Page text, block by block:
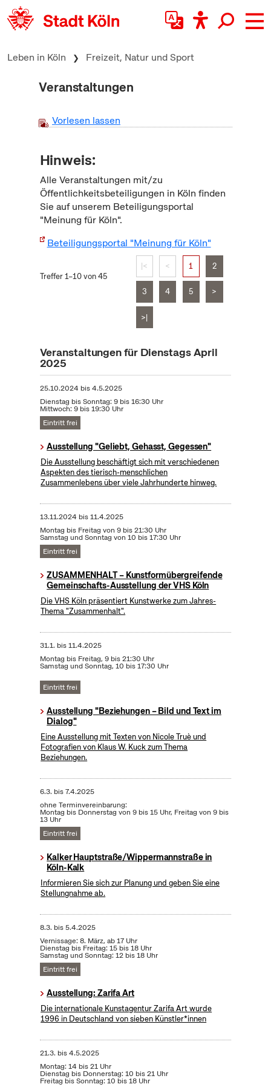
zum Inhalt springen
Leben in Köln Freizeit, Natur und Sport
Veranstaltungen
Vorlesen lassen
Hinweis:
Alle Veranstaltungen mit/zu
Öffentlichkeitsbeteiligungen in Köln finden
Sie auf unserem Beteiligungsportal
"Meinung für Köln".
Beteiligungsportal "Meinung für Köln"
Treffer 1–10 von 45
|< < 1 2
3 4 5 >
>|
Veranstaltungen für Dienstags April
2025
25.10.2024 bis4.5.2025
Dienstag bis Sonntag: 9 bis 16:30 Uhr
Mittwoch: 9 bis 19:30 Uhr
Eintritt frei
Ausstellung "Geliebt, Gehasst, Gegessen"
Die Ausstellung beschäftigt sich mit verschiedenen
Aspekten des tierisch-menschlichen
Zusammenlebens über viele Jahrhunderte hinweg.
13.11.2024 bis11.4.2025
Montag bis Freitag von 9 bis 21:30 Uhr
Samstag und Sonntag von 10 bis 17:30 Uhr
Eintritt frei
ZUSAMMENHALT – Kunstformübergreifende
Gemeinschafts-Ausstellung der VHS Köln
Die VHS Köln präsentiert Kunstwerke zum Jahres-
Thema "Zusammenhalt".
31.1. bis11.4.2025
Montag bis Freitag, 9 bis 21:30 Uhr
Samstag und Sonntag, 10 bis 17:30 Uhr
Eintritt frei
Ausstellung "Beziehungen – Bild und Text im
Dialog"
Eine Ausstellung mit Texten von Nicole Truè und
Fotografien von Klaus W. Kuck zum Thema
Beziehungen.
6.3. bis7.4.2025
ohne Terminvereinbarung:
Montag bis Donnerstag von 9 bis 15 Uhr, Freitag von 9 bis
13 Uhr
Eintritt frei
Kalker Hauptstraße/Wippermannstraße in
Köln-Kalk
Informieren Sie sich zur Planung und geben Sie eine
Stellungnahme ab.
8.3. bis5.4.2025
Vernissage: 8. März, ab 17 Uhr
Dienstag bis Freitag: 15 bis 18 Uhr
Samstag und Sonntag: 12 bis 18 Uhr
Eintritt frei
Ausstellung: Zarifa Art
Die internationale Kunstagentur Zarifa Art wurde
1996 in Deutschland von sieben Künstler*innen
21.3. bis4.5.2025
Montag: 14 bis 21 Uhr
Dienstag bis Donnerstag: 10 bis 21 Uhr
Freitag bis Sonntag: 10 bis 18 Uhr